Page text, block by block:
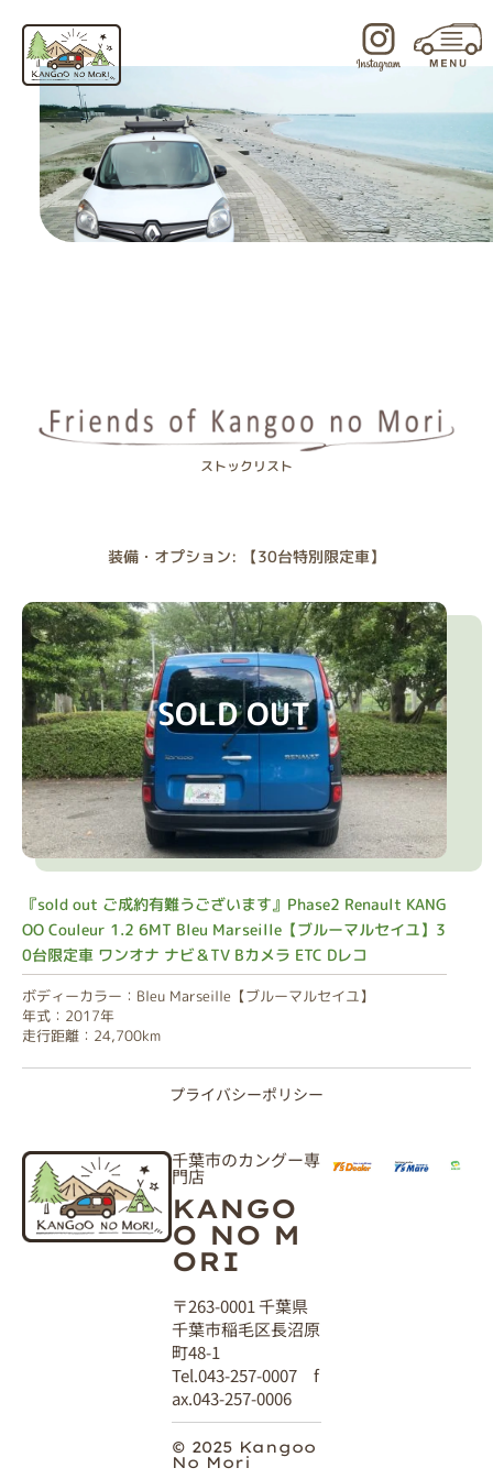
ストックリスト
装備・オプション: 【30台特別限定車】
SOLD OUT
『sold out ご成約有難うございます』Phase2 Renault KANG
OO Couleur 1.2 6MT Bleu Marseille【ブルーマルセイユ】3
0台限定車 ワンオナ ナビ＆TV Bカメラ ETC Dレコ
ボディーカラー：Bleu Marseille【ブルーマルセイユ】
年式：2017年
走行距離：24,700km
プライバシーポリシー
千葉市のカングー専
門店
KANGO
O NO M
ORI
〒263-0001 千葉県
千葉市稲毛区長沼原
町48-1
Tel.043-257-0007 f
ax.043-257-0006
© 2025 Kangoo
No Mori